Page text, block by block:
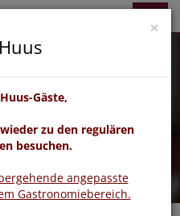
×
Gäste,
zu den regulären
besuchen.
angepasste
Gastronomiebereich.